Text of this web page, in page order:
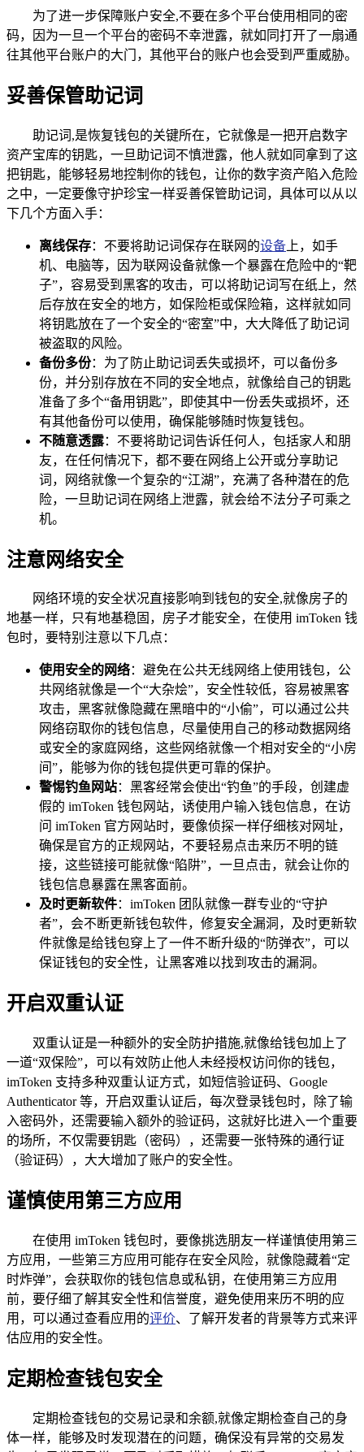
为了进一步保障账户安全,不要在多个平台使用相同的密
码，因为一旦一个平台的密码不幸泄露，就如同打开了一扇通
往其他平台账户的大门，其他平台的账户也会受到严重威胁。
妥善保管助记词
助记词,是恢复钱包的关键所在，它就像是一把开启数字
资产宝库的钥匙，一旦助记词不慎泄露，他人就如同拿到了这
把钥匙，能够轻易地控制你的钱包，让你的数字资产陷入危险
之中，一定要像守护珍宝一样妥善保管助记词，具体可以从以
下几个方面入手：
离线保存：不要将助记词保存在联网的设备 上，如手
机、电脑等，因为联网设备就像一个暴露在危险中的“靶
子”，容易受到黑客的攻击，可以将助记词写在纸上，然
后存放在安全的地方，如保险柜或保险箱，这样就如同
将钥匙放在了一个安全的“密室”中，大大降低了助记词
被盗取的风险。
备份多份：为了防止助记词丢失或损坏，可以备份多
份，并分别存放在不同的安全地点，就像给自己的钥匙
准备了多个“备用钥匙”，即使其中一份丢失或损坏，还
有其他备份可以使用，确保能够随时恢复钱包。
不随意透露：不要将助记词告诉任何人，包括家人和朋
友，在任何情况下，都不要在网络上公开或分享助记
词，网络就像一个复杂的“江湖”，充满了各种潜在的危
险，一旦助记词在网络上泄露，就会给不法分子可乘之
机。
注意网络安全
网络环境的安全状况直接影响到钱包的安全,就像房子的
地基一样，只有地基稳固，房子才能安全，在使用 imToken 钱
包时，要特别注意以下几点：
使用安全的网络：避免在公共无线网络上使用钱包，公
共网络就像是一个“大杂烩”，安全性较低，容易被黑客
攻击，黑客就像隐藏在黑暗中的“小偷”，可以通过公共
网络窃取你的钱包信息，尽量使用自己的移动数据网络
或安全的家庭网络，这些网络就像一个相对安全的“小房
间”，能够为你的钱包提供更可靠的保护。
警惕钓鱼网站：黑客经常会使出“钓鱼”的手段，创建虚
假的 imToken 钱包网站，诱使用户输入钱包信息，在访
问 imToken 官方网站时，要像侦探一样仔细核对网址，
确保是官方的正规网站，不要轻易点击来历不明的链
接，这些链接可能就像“陷阱”，一旦点击，就会让你的
钱包信息暴露在黑客面前。
及时更新软件：imToken 团队就像一群专业的“守护
者”，会不断更新钱包软件，修复安全漏洞，及时更新软
件就像是给钱包穿上了一件不断升级的“防弹衣”，可以
保证钱包的安全性，让黑客难以找到攻击的漏洞。
开启双重认证
双重认证是一种额外的安全防护措施,就像给钱包加上了
一道“双保险”，可以有效防止他人未经授权访问你的钱包，
imToken 支持多种双重认证方式，如短信验证码、Google
Authenticator 等，开启双重认证后，每次登录钱包时，除了输
入密码外，还需要输入额外的验证码，这就好比进入一个重要
的场所，不仅需要钥匙（密码），还需要一张特殊的通行证
（验证码），大大增加了账户的安全性。
谨慎使用第三方应用
在使用 imToken 钱包时，要像挑选朋友一样谨慎使用第三
方应用，一些第三方应用可能存在安全风险，就像隐藏着“定
时炸弹”，会获取你的钱包信息或私钥，在使用第三方应用
前，要仔细了解其安全性和信誉度，避免使用来历不明的应
用，可以通过查看应用的评价、了解开发者的背景等方式来评
估应用的安全性。
定期检查钱包安全
定期检查钱包的交易记录和余额,就像定期检查自己的身
体一样，能够及时发现潜在的问题，确保没有异常的交易发